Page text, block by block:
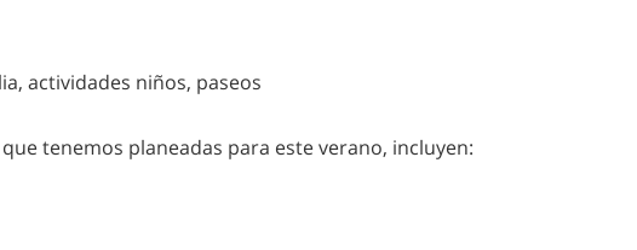
tenemos planeadas para este verano, incluyen: